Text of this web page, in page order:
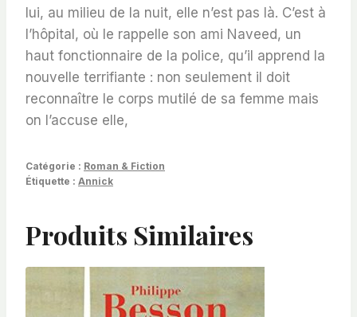
lui, au milieu de la nuit, elle n’est pas là. C’est à
l’hôpital, où le rappelle son ami Naveed, un
haut fonctionnaire de la police, qu’il apprend la
nouvelle terrifiante : non seulement il doit
reconnaître le corps mutilé de sa femme mais
on l’accuse elle,
Catégorie : Roman & Fiction
Étiquette : Annick
Produits Similaires